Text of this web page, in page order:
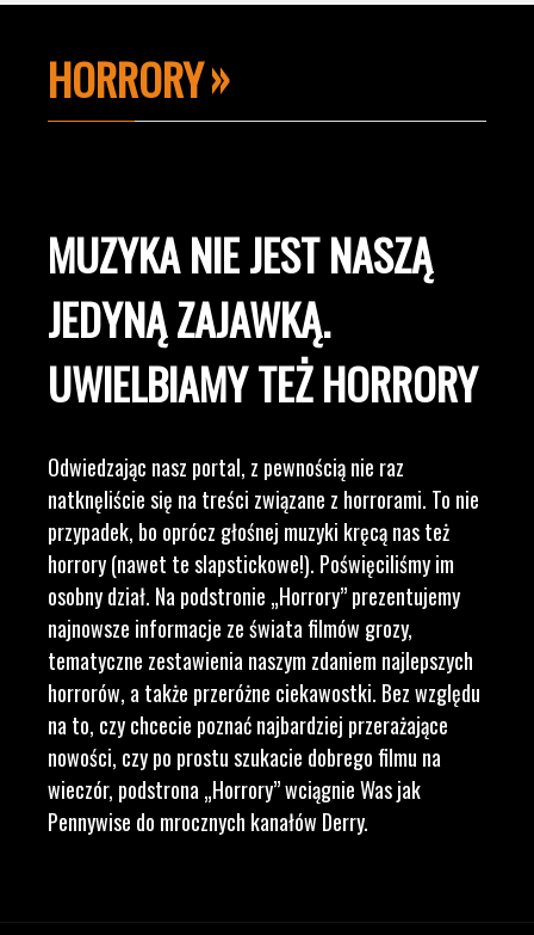
HORRORY
MUZYKA NIE JEST NASZĄ
JEDYNĄ ZAJAWKĄ.
UWIELBIAMY TEŻ HORRORY
Odwiedzając nasz portal, z pewnością nie raz
natknęliście się na treści związane z horrorami. To nie
przypadek, bo oprócz głośnej muzyki kręcą nas też
horrory (nawet te slapstickowe!). Poświęciliśmy im
osobny dział. Na podstronie „Horrory” prezentujemy
najnowsze informacje ze świata filmów grozy,
tematyczne zestawienia naszym zdaniem najlepszych
horrorów, a także przeróżne ciekawostki. Bez względu
na to, czy chcecie poznać najbardziej przerażające
nowości, czy po prostu szukacie dobrego filmu na
wieczór, podstrona „Horrory” wciągnie Was jak
Pennywise do mrocznych kanałów Derry.